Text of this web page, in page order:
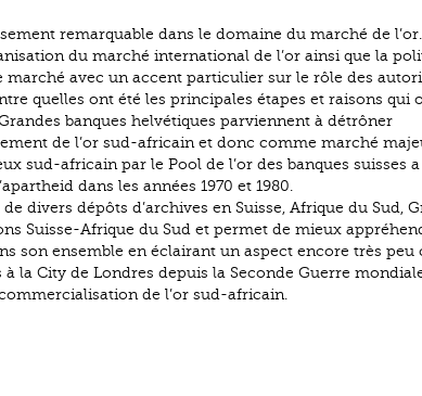
remarquable dans le domaine du marché de
du marché international de l’or ainsi que la
avec un accent particulier sur le rôle des
quelles ont été les principales étapes et raisons qui
banques helvétiques parviennent à détrôner
de l’or sud-africain et donc comme marché
sud-africain par le Pool de l’or des banques suisses a
dans les années 1970 et 1980.
divers dépôts d’archives en Suisse, Afrique du Sud,
Suisse-Afrique du Sud et permet de mieux
son ensemble en éclairant un aspect encore très peu
la City de Londres depuis la Seconde Guerre
de l’or sud-africain.